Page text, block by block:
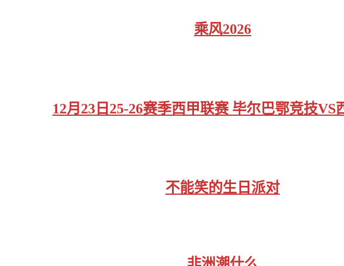
乘风2026
12月23日25-26赛季西甲联赛 毕尔巴鄂竞技VS
不能笑的生日派对